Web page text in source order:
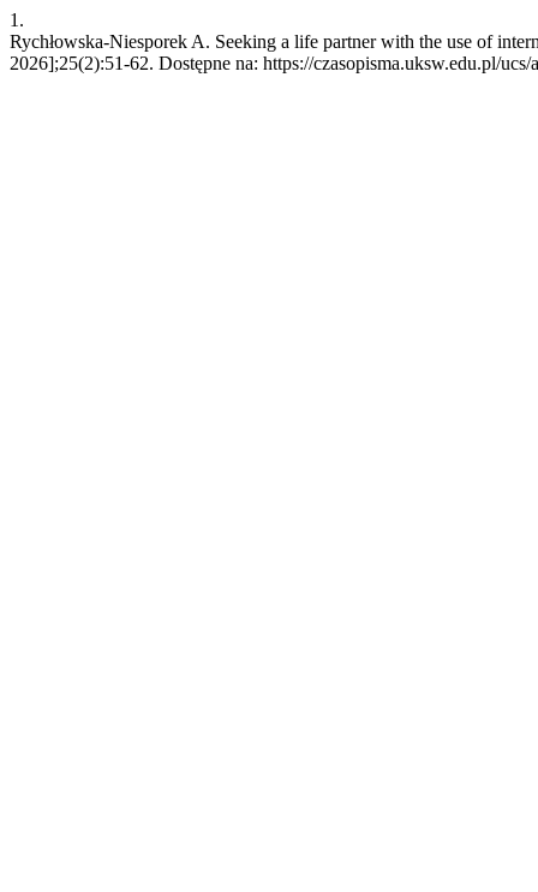
1.
Rychłowska-Niesporek A. Seeking a life partner with the use of
2026];25(2):51-62. Dostępne na: https://czasopisma.uksw.edu.pl/